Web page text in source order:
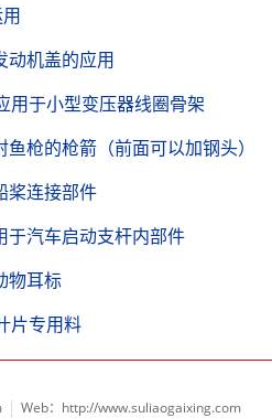
动机盖的应用
用于小型变压器线圈骨架
枪的枪箭（前面可以加钢头）
桨连接部件
于汽车启动支杆内部件
物耳标
片专用料
Web：http://www.suliaogaixing.com